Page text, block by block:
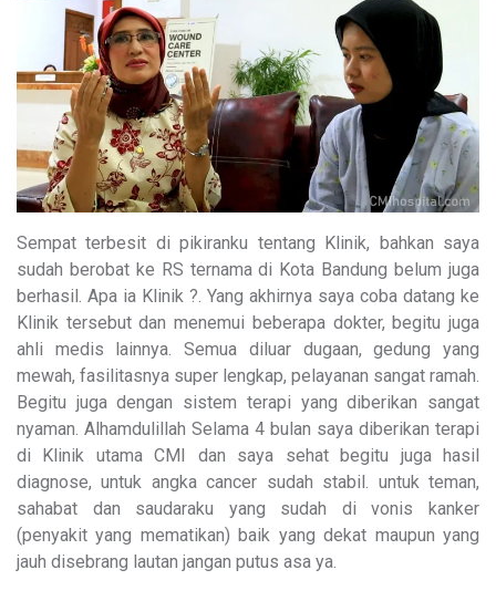
Sempat terbesit di pikiranku tentang Klinik, bahkan saya
sudah berobat ke RS ternama di Kota Bandung belum juga
berhasil. Apa ia Klinik ?. Yang akhirnya saya coba datang ke
Klinik tersebut dan menemui beberapa dokter, begitu juga
ahli medis lainnya. Semua diluar dugaan, gedung yang
mewah, fasilitasnya super lengkap, pelayanan sangat ramah.
Begitu juga dengan sistem terapi yang diberikan sangat
nyaman. Alhamdulillah Selama 4 bulan saya diberikan terapi
di Klinik utama CMI dan saya sehat begitu juga hasil
diagnose, untuk angka cancer sudah stabil. untuk teman,
sahabat dan saudaraku yang sudah di vonis kanker
(penyakit yang mematikan) baik yang dekat maupun yang
jauh disebrang lautan jangan putus asa ya.